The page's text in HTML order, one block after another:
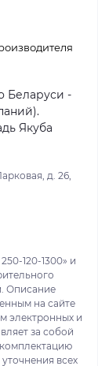
Беларуси -
Якуба
д. 26,
120-1300» и
Описание
на сайте
электронных и
за собой
всех